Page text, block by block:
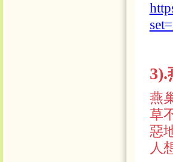
燕
草
惡
人